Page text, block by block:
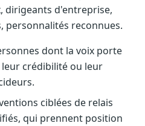
dirigeants d'entreprise,
personnalités reconnues.
dont la voix porte
crédibilité ou leur
ciblées de relais
qui prennent position